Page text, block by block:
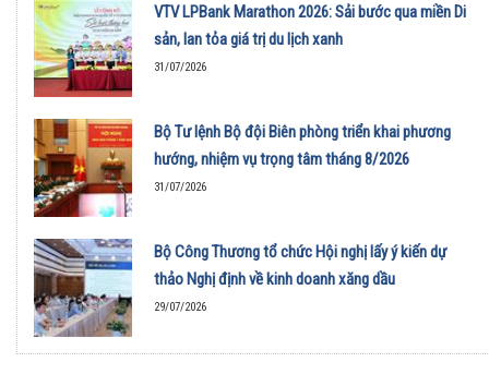
VTV LPBank Marathon 2026: Sải bước qua miền Di
sản, lan tỏa giá trị du lịch xanh
31/07/2026
Bộ Tư lệnh Bộ đội Biên phòng triển khai phương
hướng, nhiệm vụ trọng tâm tháng 8/2026
31/07/2026
Bộ Công Thương tổ chức Hội nghị lấy ý kiến dự
thảo Nghị định về kinh doanh xăng dầu
29/07/2026